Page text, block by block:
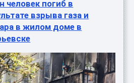
человек погиб в
взрыва газа и
в жилом доме в